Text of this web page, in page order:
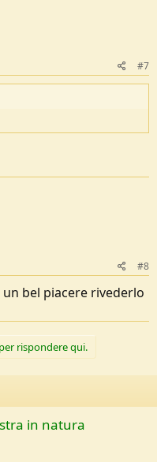
#7
#8
bel piacere rivederlo
rispondere qui.
in natura